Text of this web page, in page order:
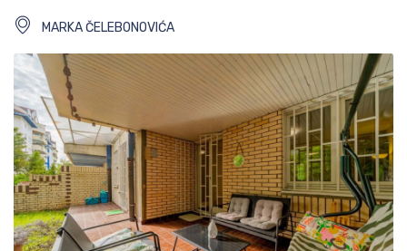
MARKA ČELEBONOVIĆA